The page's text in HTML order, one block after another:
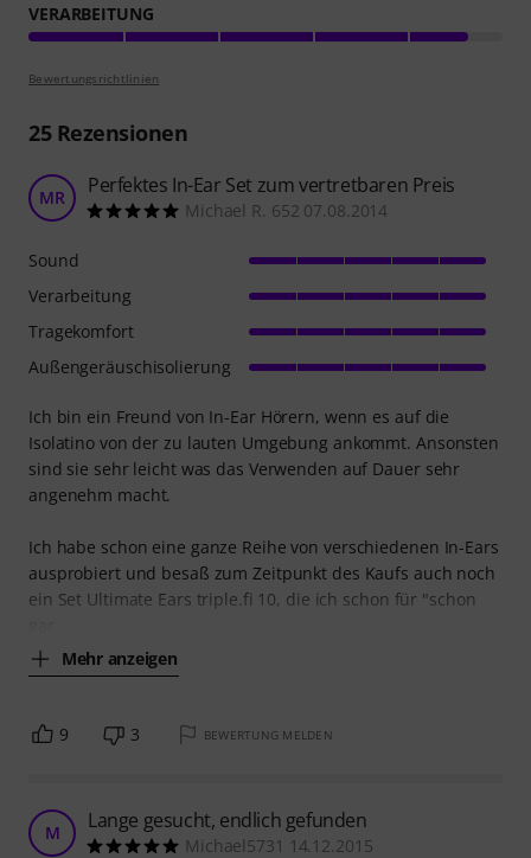
VERARBEITUNG
Bewertungsrichtlinien
25Rezensionen
MR Perfektes In-Ear Set zum vertretbaren Preis
Michael R. 652 07.08.2014
Ich bin ein Freund von In-Ear Hörern, wenn es auf die
Isolatino von der zu lauten Umgebung ankommt. Ansonsten
sind sie sehr leicht was das Verwenden auf Dauer sehr
angenehm macht.
Ich habe schon eine ganze Reihe von verschiedenen In-Ears
ausprobiert und besaß zum Zeitpunkt des Kaufs auch noch
ein Set Ultimate Ears triple.fi 10, die ich schon für "schon
Mehr anzeigen
Sound
Verarbeitung
Tragekomfort
Außengeräuschisolierung
9 3 BEWERTUNG MELDEN
M Lange gesucht, endlich gefunden
Michael5731 14.12.2015